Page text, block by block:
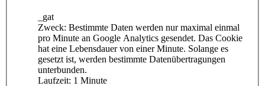
_gat
Zweck: Bestimmte Daten werden nur maximal einmal
pro Minute an Google Analytics gesendet. Das Cookie
hat eine Lebensdauer von einer Minute. Solange es
gesetzt ist, werden bestimmte Datenübertragungen
unterbunden.
Laufzeit: 1 Minute